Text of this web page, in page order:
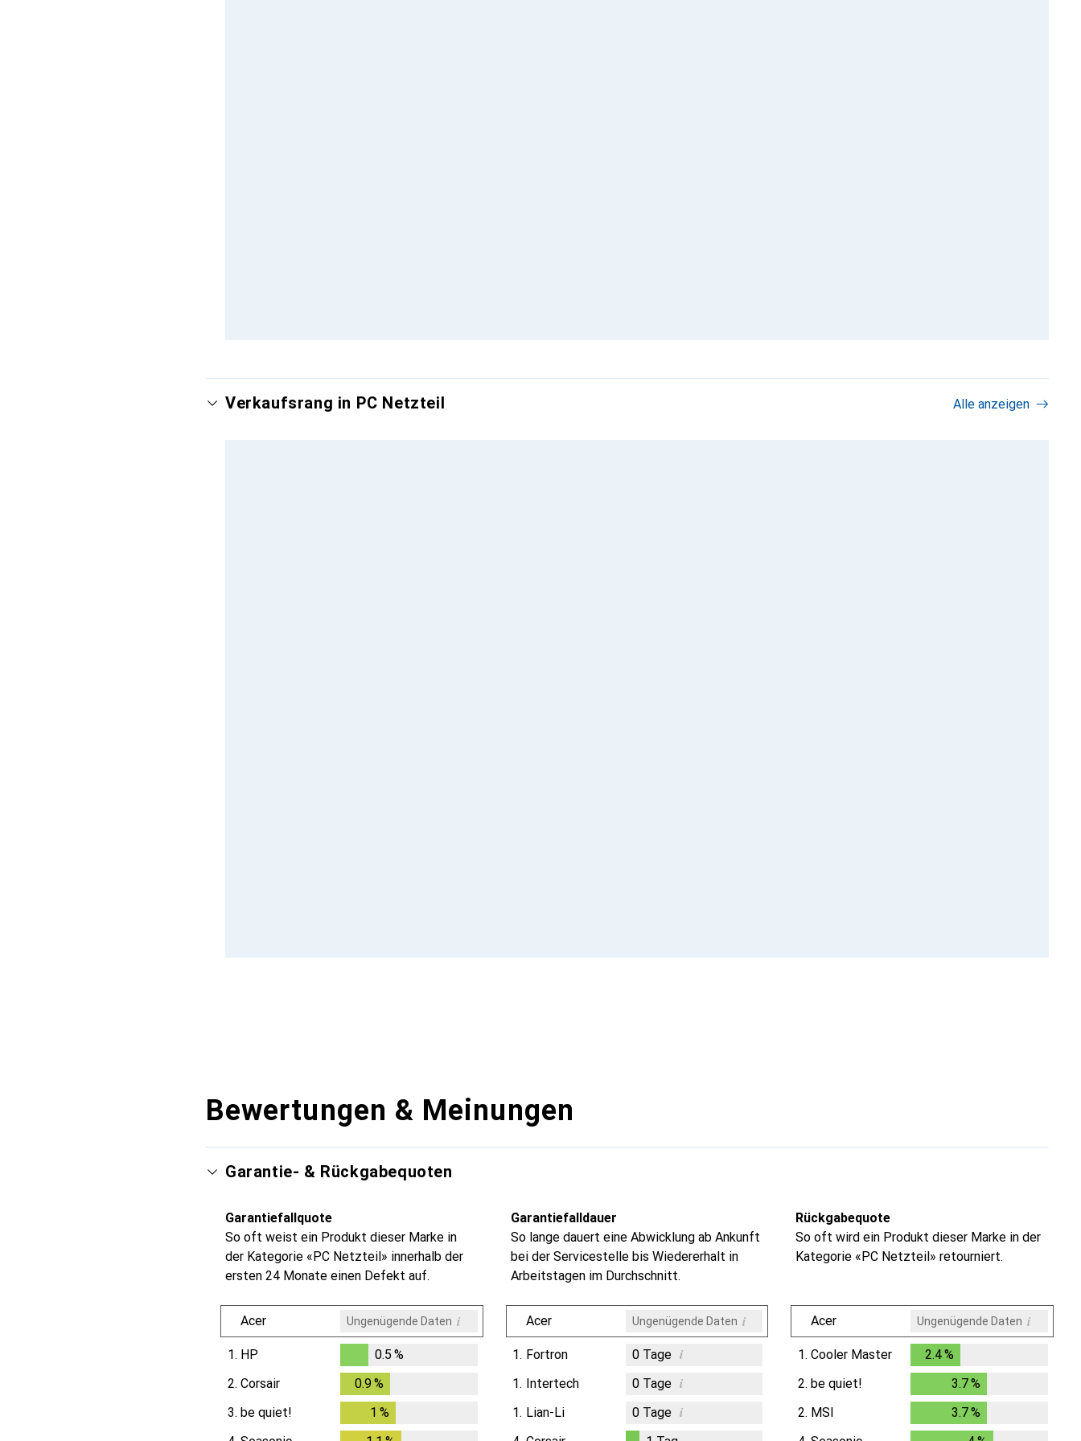
Verkaufsrang in PC Netzteil Alle anzeigen
Bewertungen & Meinungen
Garantie- & Rückgabequoten
Garantiefallquote
So oft weist ein Produkt dieser Marke in
der Kategorie «PC Netzteil» innerhalb der
ersten 24 Monate einen Defekt auf.
Acer Ungenügende Daten i
1. HP
0.5%
0.5 %
2. Corsair 0.9%
3. be quiet! 1 %
Garantiefalldauer
So lange dauert eine Abwicklung ab Ankunft
bei der Servicestelle bis Wiedererhalt in
Arbeitstagen im Durchschnitt.
Acer Ungenügende Daten i
1. Fortron 0Tage i
1. Intertech 0Tage i
1. Lian-Li 0Tage i
Rückgabequote
So oft wird ein Produkt dieser Marke in der
Kategorie «PC Netzteil» retourniert.
Acer Ungenügende Daten i
1. Cooler Master 2.4%
2. be quiet! 3.7%
2. MSI 3.7%